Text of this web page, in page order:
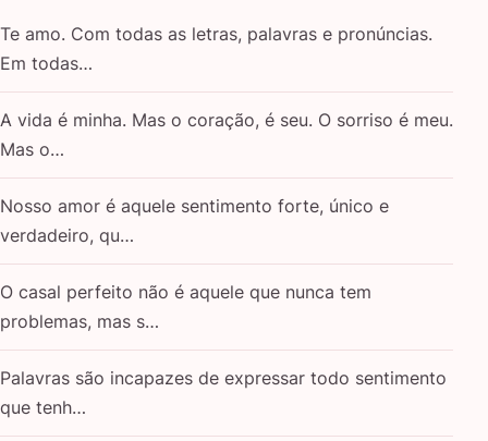
Te amo. Com todas as letras, palavras e pronúncias.
Em todas…
A vida é minha. Mas o coração, é seu. O sorriso é meu.
Mas o…
Nosso amor é aquele sentimento forte, único e
verdadeiro, qu…
O casal perfeito não é aquele que nunca tem
problemas, mas s…
Palavras são incapazes de expressar todo sentimento
que tenh…